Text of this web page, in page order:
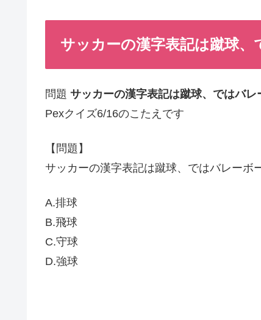
サッカーの漢字表記は蹴球
問題 サッカーの漢字表記は蹴球、ではバレ
Pexクイズ6/16のこたえです
【問題】
サッカーの漢字表記は蹴球、ではバレーボ
A.排球
B.飛球
C.守球
D.強球